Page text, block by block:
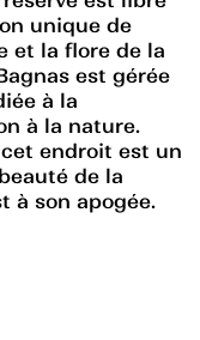
unique de
et la flore de la
est gérée
à la
à la nature.
endroit est un
de la
à son apogée.